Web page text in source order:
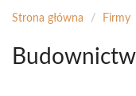
Strona główna / Firmy